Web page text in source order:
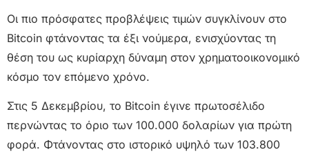
Οι πιο πρόσφατες προβλέψεις τιμών συγκλίνουν στο
Bitcoin φτάνοντας τα έξι νούμερα, ενισχύοντας τη
θέση του ως κυρίαρχη δύναμη στον χρηματοοικονομικό
κόσμο τον επόμενο χρόνο.
Στις 5 Δεκεμβρίου, το Bitcoin έγινε πρωτοσέλιδο
περνώντας το όριο των 100.000 δολαρίων για πρώτη
φορά. Φτάνοντας στο ιστορικό υψηλό των 103.800